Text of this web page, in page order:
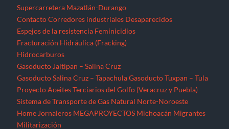
Minería
Minería en el Cerro de San Pedro
Minería en el Istmo de Tehuantepec
MorelosNayaritNOTICIASNoticias Nacionales
OaxacaPalabras del EZLN
Parques eólicos
Corredor Eólico del Istmo de Tehuantepec
Parque Eólico Dzilam de Bravo (Yucatán)
Parques Eólicos en Baja California Norte
Proyecto de Propósitos Múltiples Xalapa
Proyecto Integral Morelos (PIM)